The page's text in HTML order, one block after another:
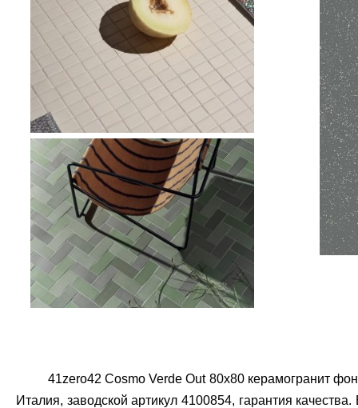
41zero42 Cosmo Verde Out 80x80 керамогранит
Италия, заводской артикул 4100854, гарантия качества.